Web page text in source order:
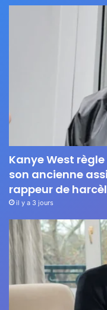
Kanye West
son ancienne
rappeur de
il y a 3 jours